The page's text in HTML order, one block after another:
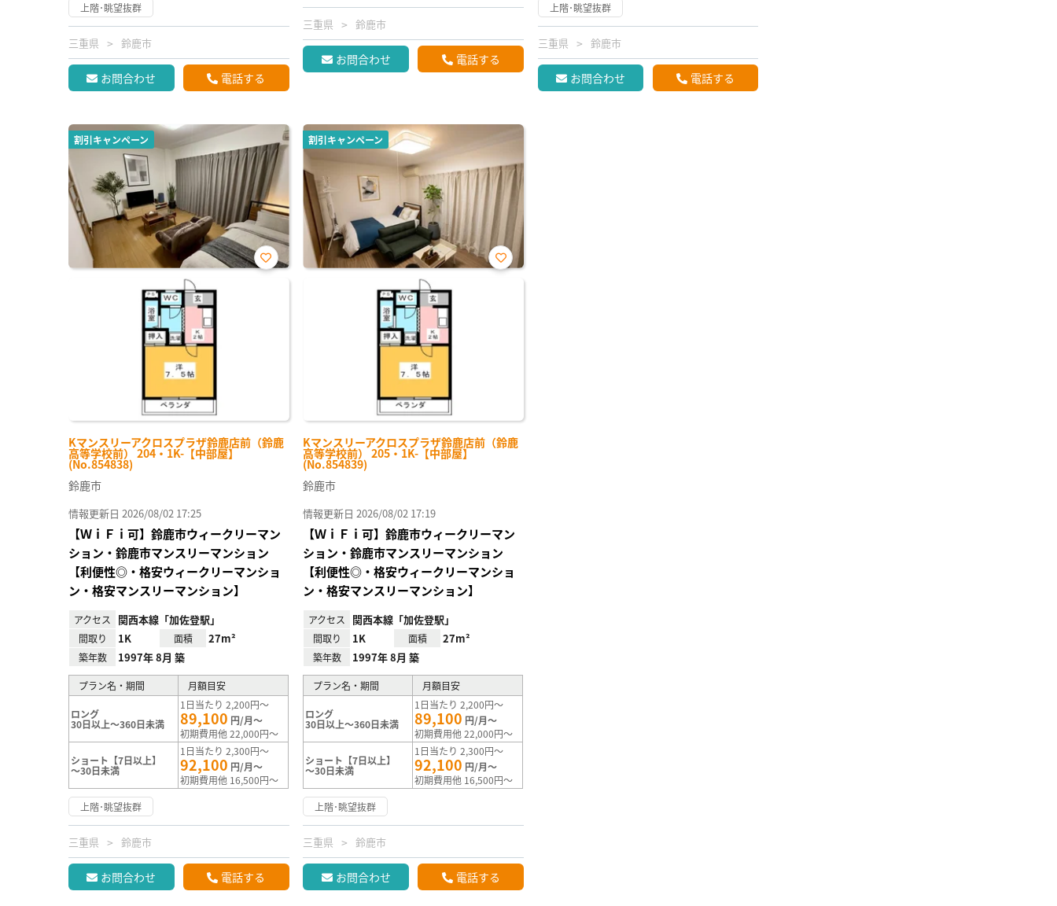
上階･眺望抜群
三重県 鈴鹿市
お問合わせ 電話する
三重県 鈴鹿市
お問合わせ 電話する
上階･眺望抜群
三重県 鈴鹿市
お問合わせ 電話する
割引キャンペーン
Kマンスリーアクロスプラザ鈴鹿店前（鈴鹿
高等学校前） 204・1K-【中部屋】
(No.854838)
お気
鈴鹿市
情報更新日 2026/08/02 17:25
【ＷｉＦｉ可】鈴鹿市ウィークリーマン
ション・鈴鹿市マンスリーマンション
【利便性◎・格安ウィークリーマンショ
ン・格安マンスリーマンション】
アクセス 関西本線「加佐登駅」
間取り 1K 面積 27m²
築年数 1997年 8月 築
プラン名・期間 月額目安
ロング
30日以上～360日未満
1日当たり 2,200円～
89,100 円/月～
初期費用他 22,000円～
ショート【7日以上】
～30日未満
1日当たり 2,300円～
92,100 円/月～
初期費用他 16,500円～
上階･眺望抜群
三重県 鈴鹿市
お問合わせ 電話する
割引キャンペーン
Kマンスリーアクロスプラザ鈴鹿店前（鈴鹿
高等学校前） 205・1K-【中部屋】
(No.854839)
お気
鈴鹿市
情報更新日 2026/08/02 17:19
【ＷｉＦｉ可】鈴鹿市ウィークリーマン
ション・鈴鹿市マンスリーマンション
【利便性◎・格安ウィークリーマンショ
ン・格安マンスリーマンション】
アクセス 関西本線「加佐登駅」
間取り 1K 面積 27m²
築年数 1997年 8月 築
プラン名・期間 月額目安
ロング
30日以上～360日未満
1日当たり 2,200円～
89,100 円/月～
初期費用他 22,000円～
ショート【7日以上】
～30日未満
1日当たり 2,300円～
92,100 円/月～
初期費用他 16,500円～
上階･眺望抜群
三重県 鈴鹿市
お問合わせ 電話する